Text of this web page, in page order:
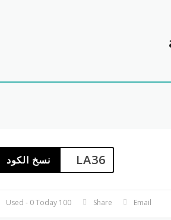
LA36 نسخ الكود
100 Used - 0 Today Share Email